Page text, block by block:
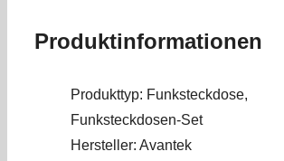
Produktinformationen
Produkttyp: Funksteckdose,
Funksteckdosen-Set
Hersteller: Avantek